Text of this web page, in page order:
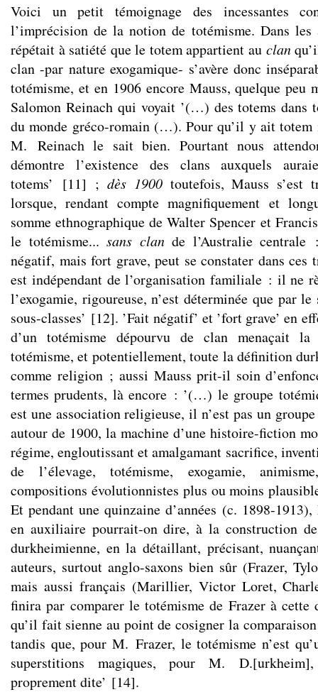
Voici un petit témoignage des incessantes
l’imprécision de la notion de totémisme. Dans les
répétait à satiété que le totem appartient au clan
clan -par nature exogamique- s’avère donc
totémisme, et en 1906 encore Mauss, quelque peu
Salomon Reinach qui voyait ’(…) des totems dans
du monde gréco-romain (…). Pour qu’il y ait
M. Reinach le sait bien. Pourtant nous
démontre l’existence des clans auxquels
totems’ [11] ;dès 1900toutefois, Mauss s’est
lorsque, rendant compte magnifiquement et
somme ethnographique de Walter Spencer et
le totémisme...sans clande l’Australie
négatif, mais fort grave, peut se constater dans
est indépendant de l’organisation familiale : il ne
l’exogamie, rigoureuse, n’est déterminée que par le
sous-classes’ [12]. ’Fait négatif’ et ’fort grave’ en
d’un totémisme dépourvu de clan menaçait
totémisme, et potentiellement, toute la définition
comme religion ; aussi Mauss prit-il soin
termes prudents, là encore : ’(…) le groupe
est une association religieuse, il n’est pas un groupe
autour de 1900, la machine d’une histoire-fiction
régime, engloutissant et amalgamant sacrifice,
de l’élevage, totémisme, exogamie,
compositions évolutionnistes plus ou moins
Et pendant une quinzaine d’années (c. 1898-
en auxiliaire pourrait-on dire, à la construction
durkheimienne, en la détaillant, précisant,
auteurs, surtout anglo-saxons bien sûr (Frazer,
mais aussi français (Marillier, Victor Loret,
finira par comparer le totémisme de Frazer à cette
qu’il fait sienne au point de cosigner la
tandis que, pour M. Frazer, le totémisme n’est
superstitions magiques, pour M.
proprement dite’ [14].